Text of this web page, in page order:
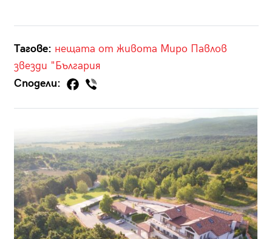
Тагове: нещата от живота Миро Павлов
звезди "България
Сподели: